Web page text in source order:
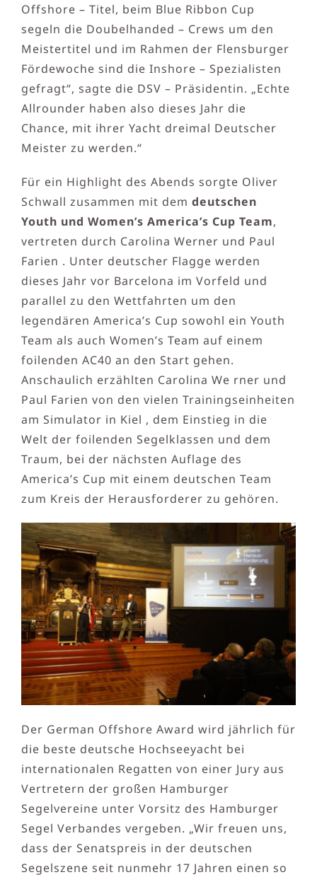
Offshore – Titel, beim Blue Ribbon Cup
segeln die Doubelhanded – Crews um den
Meistertitel und im Rahmen der Flensburger
Fördewoche sind die Inshore – Spezialisten
gefragt“, sagte die DSV – Präsidentin. „Echte
Allrounder haben also dieses Jahr die
Chance, mit ihrer Yacht dreimal Deutscher
Meister zu werden.“
Für ein Highlight des Abends sorgte Oliver
Schwall zusammen mit dem deutschen
Youth und Women’s America’s Cup Team,
vertreten durch Carolina Werner und Paul
Farien . Unter deutscher Flagge werden
dieses Jahr vor Barcelona im Vorfeld und
parallel zu den Wettfahrten um den
legendären America’s Cup sowohl ein Youth
Team als auch Women’s Team auf einem
foilenden AC40 an den Start gehen.
Anschaulich erzählten Carolina We rner und
Paul Farien von den vielen Trainingseinheiten
am Simulator in Kiel , dem Einstieg in die
Welt der foilenden Segelklassen und dem
Traum, bei der nächsten Auflage des
America’s Cup mit einem deutschen Team
zum Kreis der Herausforderer zu gehören.
Der German Offshore Award wird jährlich für
die beste deutsche Hochseeyacht bei
internationalen Regatten von einer Jury aus
Vertretern der großen Hamburger
Segelvereine unter Vorsitz des Hamburger
Segel Verbandes vergeben. „Wir freuen uns,
dass der Senatspreis in der deutschen
Segelszene seit nunmehr 17 Jahren einen so